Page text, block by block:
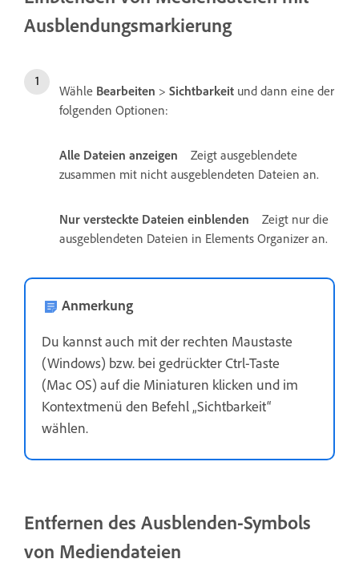
Ausblendungsmarkierung
Wähle Bearbeiten > Sichtbarkeit und dann eine der
folgenden Optionen:
Alle Dateien anzeigen
Zeigt ausgeblendete
zusammen mit nicht ausgeblendeten Dateien an.
Nur versteckte Dateien einblenden
Zeigt nur die
ausgeblendeten Dateien in Elements Organizer an.
Anmerkung
Du kannst auch mit der rechten Maustaste
(Windows) bzw. bei gedrückter Ctrl-Taste
(Mac OS) auf die Miniaturen klicken und im
Kontextmenü den Befehl „Sichtbarkeit“
wählen.
Entfernen des Ausblenden-Symbols
von Mediendateien